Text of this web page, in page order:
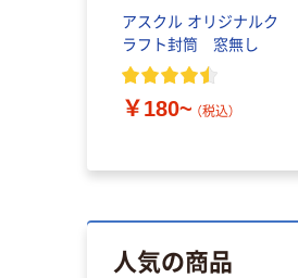
アスクル オリジナルク
ラフト封筒 窓無し
￥180~ （税込）
人気の商品